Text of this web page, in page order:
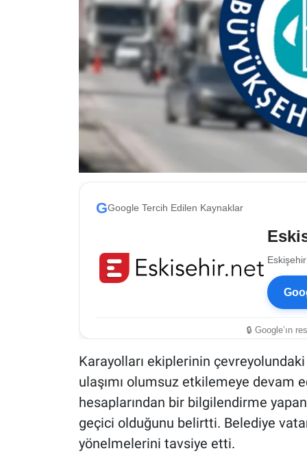
GGoogle Tercih Edilen Kaynaklar
🔒 Google’ın
Karayolları ekiplerinin
ulaşımı olumsuz etkilemeye devam
hesaplarından bir bilgilendirme
geçici olduğunu belirtti. Belediye
yönelmelerini tavsiye etti.
Eskişehir Hava Durumu
Eskişehir Tramvay Saatleri
Eskişehir Otobüs Saatleri